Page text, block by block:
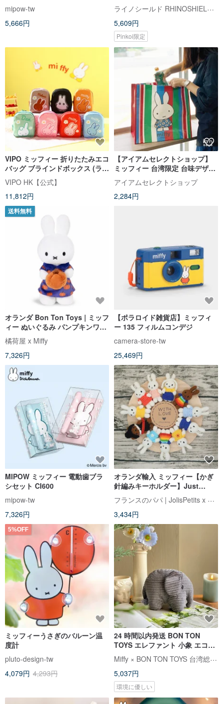
mipow-tw
5,666円
ライノシールド RHINOSHIELD 台湾公式ストア
5,609円
Pinkoi限定
VIPO ミッフィー 折りたたみエコ
バッグ ブラインドボックス (ラン
ダムパッケージ) MIF37566
VIPO HK【公式】
11,812円
【アイアムセレクトショップ】
ミッフィー 台湾限定 台味デザイ
ン 茄芷ショッピングバッグ
アイアムセレクトショップ
2,284円
送料無料
オランダ Bon Ton Toys | ミッフ
ィー ぬいぐるみ パンプキンワン
ピース 24cm
橘荷屋 x Miffy
7,326円
【ポラロイド雑貨店】ミッフィ
ー 135 フィルムコンデジ
camera-store-tw
25,469円
MIPOW ミッフィー 電動歯ブラ
シセット CI600
mipow-tw
7,326円
オランダ輸入 ミッフィー【かぎ
針編みキーホルダー】Just
Dutch 公認正規品
フランスのパパ | JolisPetits x Miffy
3,434円
5%OFF
ミッフィーうさぎのバルーン温
度計
pluto-design-tw
4,079円 4,293円
24 時間以内発送 BON TON
TOYS エレファント 小象 エココ
ーデュロイ ぬいぐるみ - グレー
23CM
Miffy × BON TON TOYS 台湾総代理店
5,037円
環境に優しい